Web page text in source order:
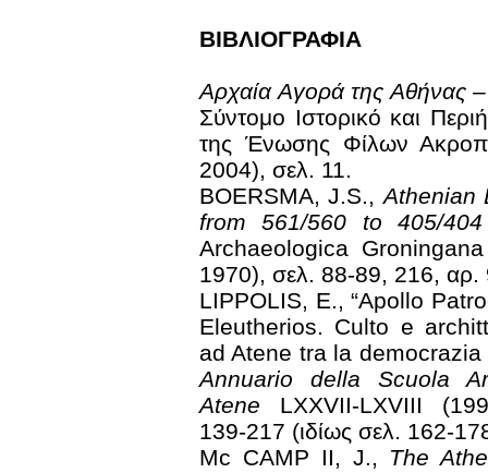
ΒΙΒΛΙΟΓΡΑΦΙΑ
Αρχαία Αγορά της Αθήνας
Σύντομο Ιστορικό και
της Ένωσης Φίλων
2004), σελ. 11.
BOERSMA, J.S.,Athenian
from 561/560 to 405/
Archaeologica
1970), σελ. 88-89, 216, αρ.
LIPPOLIS, E., “Apollo
Eleutherios. Culto e
ad Atene tra la democrazia
Annuario della Scuola
Atene LXXVII-LXVIII
139-217 (ιδίως σελ. 162-
Mc CAMP II, J., The